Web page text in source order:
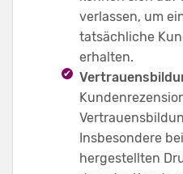
verlassen, um
tatsächliche
erhalten.
Insbesondere
hergestellten